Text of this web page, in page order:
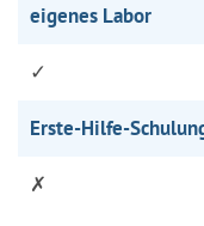
eigenes Labor
✓
Erste-Hilfe-
✗